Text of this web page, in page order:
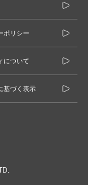
ポリシー
について
基づく表示